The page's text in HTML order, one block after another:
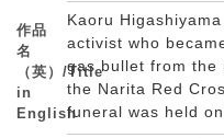
作品
名
（英）/Title
in
English
Kaoru
activist who
gas bullet from
the Narita Red
funeral was held